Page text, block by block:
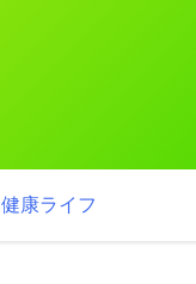
健康ライフ